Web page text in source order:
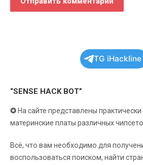
TG iHackline
“SENSE HACK BOT”
✪ На сайте представлены
материнские платы различных
Всё, что вам необходимо для
воспользоваться поиском, найти